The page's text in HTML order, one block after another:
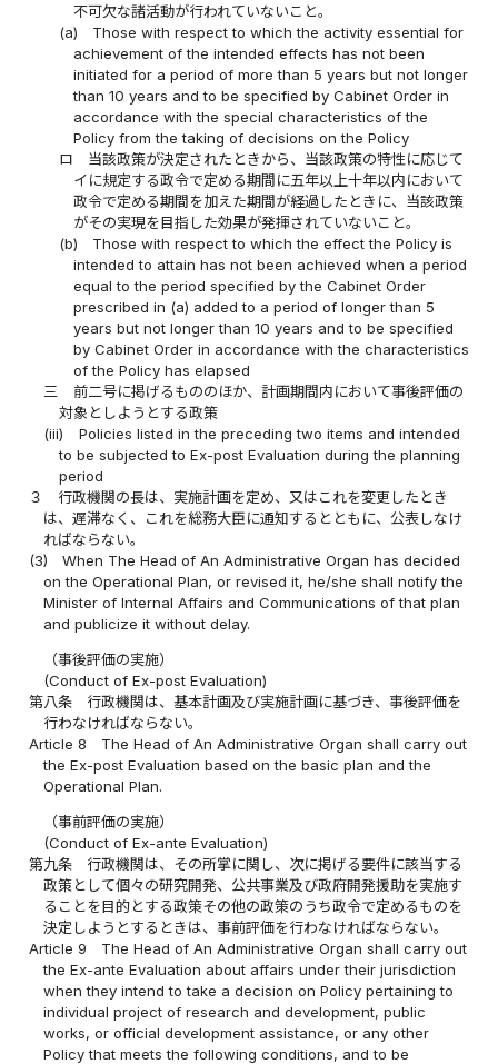
不可欠な諸活動が行われていないこと。
(a)
Those with respect to which the activity essential for
achievement of the intended effects has not been
initiated for a period of more than 5 years but not longer
than 10 years and to be specified by Cabinet Order in
accordance with the special characteristics of the
Policy from the taking of decisions on the Policy
ロ
当該政策が決定されたときから、当該政策の特性に応じて
イに規定する政令で定める期間に五年以上十年以内において
政令で定める期間を加えた期間が経過したときに、当該政策
がその実現を目指した効果が発揮されていないこと。
(b)
Those with respect to which the effect the Policy is
intended to attain has not been achieved when a period
equal to the period specified by the Cabinet Order
prescribed in (a) added to a period of longer than 5
years but not longer than 10 years and to be specified
by Cabinet Order in accordance with the characteristics
of the Policy has elapsed
三
前二号に掲げるもののほか、計画期間内において事後評価の
対象としようとする政策
(iii)
Policies listed in the preceding two items and intended
to be subjected to Ex-post Evaluation during the planning
period
３
行政機関の長は、実施計画を定め、又はこれを変更したとき
は、遅滞なく、これを総務大臣に通知するとともに、公表しなけ
ればならない。
(3)
When The Head of An Administrative Organ has decided
on the Operational Plan, or revised it, he/she shall notify the
Minister of Internal Affairs and Communications of that plan
and publicize it without delay.
（事後評価の実施）
(Conduct of Ex-post Evaluation)
第八条
行政機関は、基本計画及び実施計画に基づき、事後評価を
行わなければならない。
Article 8
The Head of An Administrative Organ shall carry out
the Ex-post Evaluation based on the basic plan and the
Operational Plan.
（事前評価の実施）
(Conduct of Ex-ante Evaluation)
第九条
行政機関は、その所掌に関し、次に掲げる要件に該当する
政策として個々の研究開発、公共事業及び政府開発援助を実施す
ることを目的とする政策その他の政策のうち政令で定めるものを
決定しようとするときは、事前評価を行わなければならない。
Article 9
The Head of An Administrative Organ shall carry out
the Ex-ante Evaluation about affairs under their jurisdiction
when they intend to take a decision on Policy pertaining to
individual project of research and development, public
works, or official development assistance, or any other
Policy that meets the following conditions, and to be